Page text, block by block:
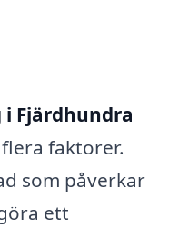
Fjärdhundra
faktorer.
som påverkar
ett